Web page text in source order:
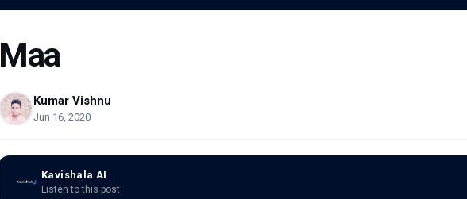
Maa
Kumar Vishnu
Jun 16, 2020
Kavishala AI
Listen to this post